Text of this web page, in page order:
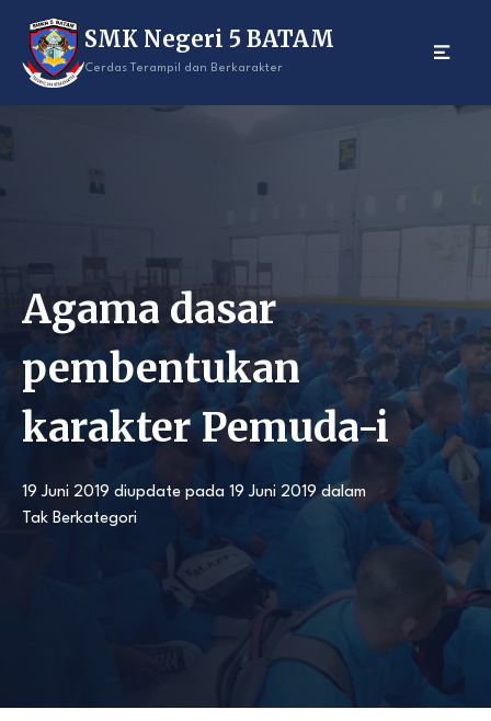
content
SMK Negeri 5 BATAM
Cerdas Terampil dan Berkarakter
Agama dasar
pembentukan
karakter Pemuda-i
19 Juni 2019 diupdate pada 19 Juni 2019dalam
Tak Berkategori